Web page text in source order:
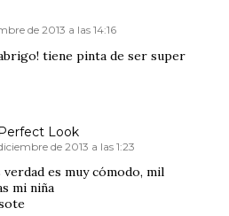
de 2013 a las 14:16
tiene pinta de ser super
Look
de 2013 a las 1:23
verdad es muy cómodo, mil
mi niña